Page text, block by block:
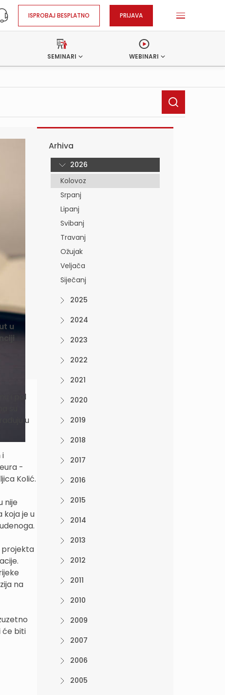
ISPROBAJ BESPLATNO PRIJAVA
SEMINARI WEBINARI
u
i pol
su
u
i
-
Kolić.
nije
koja je u
projekta
na
će biti
Arhiva
2026
Kolovoz
Srpanj
Lipanj
Svibanj
Travanj
Ožujak
Veljača
Siječanj
2025
2024
2023
2022
2021
2020
2019
2018
2017
2016
2015
2014
2013
2012
2011
2010
2009
2007
2006
2005